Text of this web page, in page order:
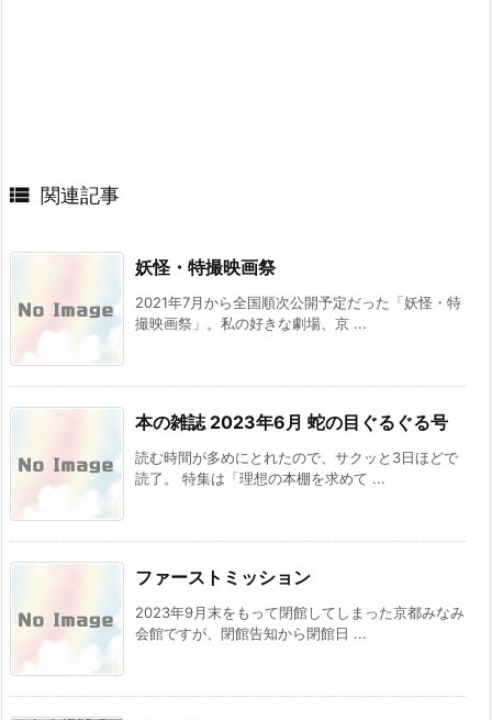
 関連記事
妖怪・特撮映画祭
2021年7月から全国順次公開予定だった「妖怪・特
撮映画祭」。私の好きな劇場、京 ...
本の雑誌 2023年6月 蛇の目ぐるぐる号
読む時間が多めにとれたので、サクッと3日ほどで
読了。 特集は「理想の本棚を求めて ...
ファーストミッション
2023年9月末をもって閉館してしまった京都みなみ
会館ですが、閉館告知から閉館日 ...